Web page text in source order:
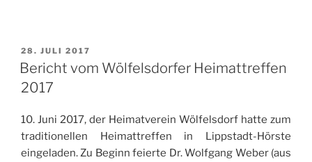
VERÖFFENTLICHT
AM
28. JULI 2017
Bericht vom Wölfelsdorfer Heimattreffen
2017
10. Juni 2017, der Heimatverein Wölfelsdorf hatte zum
traditionellen Heimattreffen in Lippstadt-Hörste
eingeladen. Zu Beginn feierte Dr. Wolfgang Weber (aus